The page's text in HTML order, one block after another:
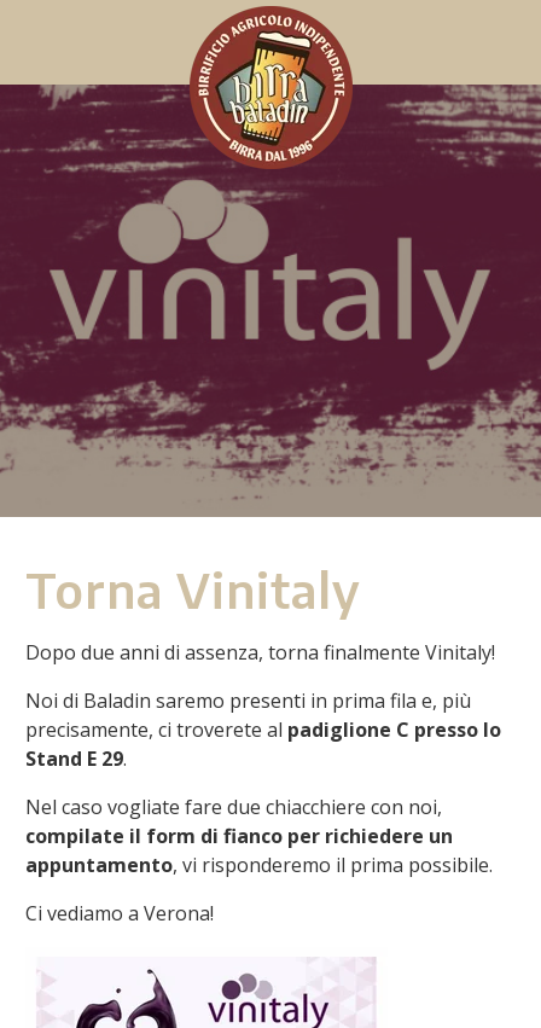
Torna Vinitaly
Dopo due anni di assenza, torna finalmente Vinitaly!
Noi di Baladin saremo presenti in prima fila e, più
precisamente, ci troverete al padiglione C presso lo
Stand E 29.
Nel caso vogliate fare due chiacchiere con noi,
compilate il form di fianco per richiedere un
appuntamento, vi risponderemo il prima possibile.
Ci vediamo a Verona!